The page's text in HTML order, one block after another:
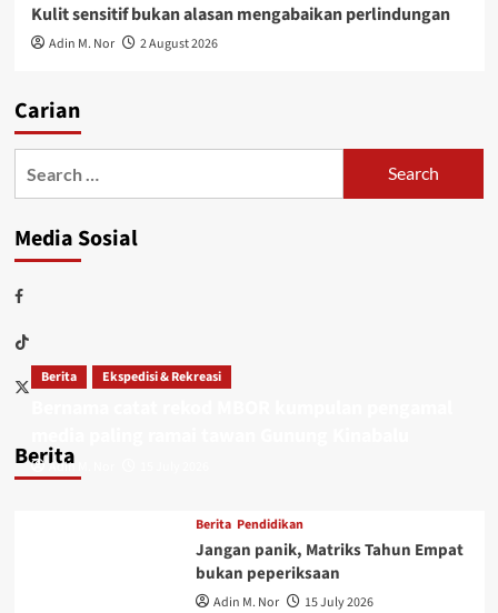
Kulit sensitif bukan alasan mengabaikan perlindungan
Adin M. Nor 2 August 2026
Carian
Media Sosial
Berita
Berita Ekspedisi & Rekreasi
Adin M. Nor
Berita Pendidikan
Jangan panik, Matriks Tahun Empat
bukan peperiksaan
Adin M. Nor 15 July 2026